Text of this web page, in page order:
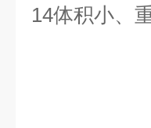
14体积小、